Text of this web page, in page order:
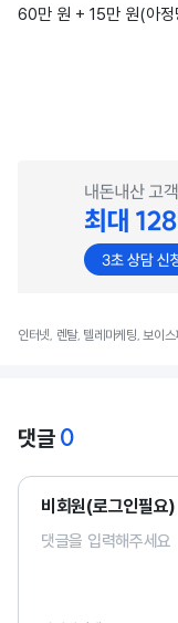
60만 원 + 15만 원(아정
인터넷, 렌탈, 텔레마케팅, 보이
댓글 0
비회원(로그인필요)